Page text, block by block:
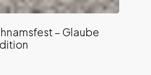
– Glaube